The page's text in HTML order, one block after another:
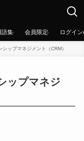
語集 会員限定 ログイ
ップマネジメント（CRM）
ップマネジ